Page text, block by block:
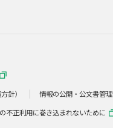
針） 情報の公開・公文書管理
不正利用に巻き込まれないために